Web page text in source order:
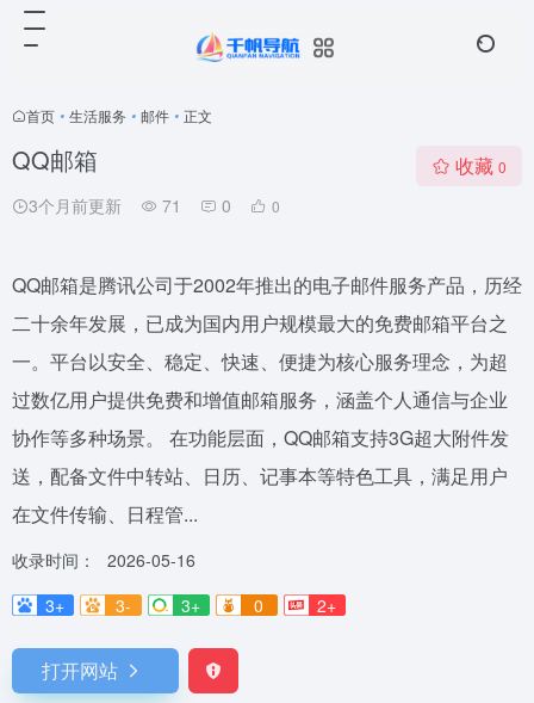
首页 • 生活服务 • 邮件 • 正文
QQ邮箱
3个月前更新 71 0 0
收藏 0
QQ邮箱是腾讯公司于2002年推出的电子邮件服务产品，历经
二十余年发展，已成为国内用户规模最大的免费邮箱平台之
一。平台以安全、稳定、快速、便捷为核心服务理念，为超
过数亿用户提供免费和增值邮箱服务，涵盖个人通信与企业
协作等多种场景。 在功能层面，QQ邮箱支持3G超大附件发
送，配备文件中转站、日历、记事本等特色工具，满足用户
在文件传输、日程管...
收录时间：
2026-05-16
3+
3- 3+ 0 2+
打开网站